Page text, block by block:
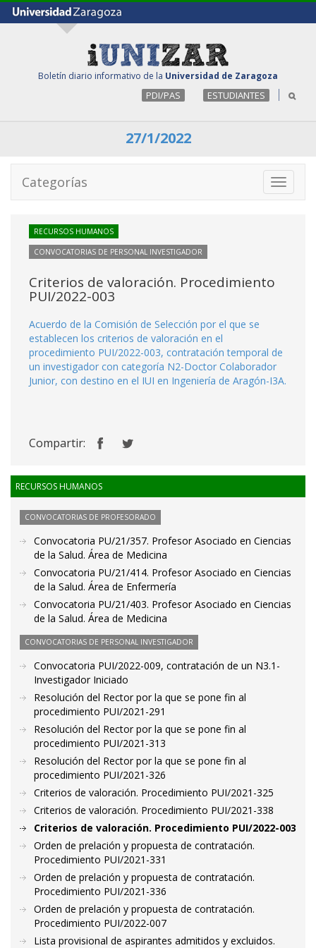
Boletín diario informativo de la Universidad de Zaragoza
PDI/PAS ESTUDIANTES
27/1/2022
Toggle
Categorías
RECURSOS HUMANOS
CONVOCATORIAS DE PERSONAL INVESTIGADOR
Criterios de valoración. Procedimiento
PUI/2022-003
Acuerdo de la Comisión de Selección por el que se
establecen los criterios de valoración en el
procedimiento PUI/2022-003, contratación temporal de
un investigador con categoría N2-Doctor Colaborador
Junior, con destino en el IUI en Ingeniería de Aragón-I3A.
Compartir:
RECURSOS HUMANOS
CONVOCATORIAS DE PROFESORADO
Convocatoria PU/21/357. Profesor Asociado en Ciencias
de la Salud. Área de Medicina
Convocatoria PU/21/414. Profesor Asociado en Ciencias
de la Salud. Área de Enfermería
Convocatoria PU/21/403. Profesor Asociado en Ciencias
de la Salud. Área de Medicina
CONVOCATORIAS DE PERSONAL INVESTIGADOR
Convocatoria PUI/2022-009, contratación de un N3.1-
Investigador Iniciado
Resolución del Rector por la que se pone fin al
procedimiento PUI/2021-291
Resolución del Rector por la que se pone fin al
procedimiento PUI/2021-313
Resolución del Rector por la que se pone fin al
procedimiento PUI/2021-326
Criterios de valoración. Procedimiento PUI/2021-325
Criterios de valoración. Procedimiento PUI/2021-338
Criterios de valoración. Procedimiento PUI/2022-003
Orden de prelación y propuesta de contratación.
Procedimiento PUI/2021-331
Orden de prelación y propuesta de contratación.
Procedimiento PUI/2021-336
Orden de prelación y propuesta de contratación.
Procedimiento PUI/2022-007
Lista provisional de aspirantes admitidos y excluidos.